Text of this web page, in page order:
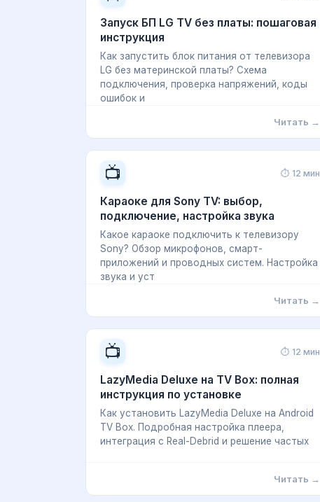
Запуск БП LG TV без платы: пошаговая
инструкция
Как запустить блок питания от телевизора
LG без материнской платы? Схема
подключения, проверка напряжений, коды
ошибок и
Читать →
📺 ⏱ 12 мин
Караоке для Sony TV: выбор,
подключение, настройка звука
Какое караоке подключить к телевизору
Sony? Обзор микрофонов, смарт-
приложений и проводных систем. Настройка
звука и уст
Читать →
📺 ⏱ 12 мин
LazyMedia Deluxe на TV Box: полная
инструкция по установке
Как установить LazyMedia Deluxe на Android
TV Box. Подробная настройка плеера,
интеграция с Real-Debrid и решение частых
Читать →